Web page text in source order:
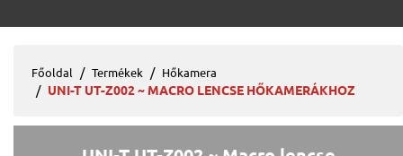
Főoldal Termékek Hőkamera
UNI-T UT-Z002 ~ MACRO LENCSE HŐKAMERÁKHOZ